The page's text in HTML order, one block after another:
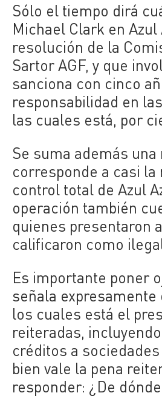
Sólo el tiempo dirá
Michael Clark en
resolución de la
Sartor AGF, y que
sanciona con cinco
responsabilidad en
las cuales está, por
Se suma además
corresponde a casi
control total de Azul
operación también
quienes presentaron
calificaron como
Es importante poner
señala
los cuales está el
reiteradas,
créditos a
bien vale la pena
responder: ¿De